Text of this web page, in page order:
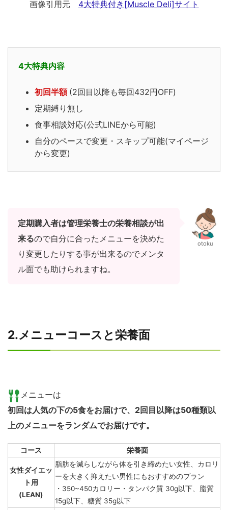
画像引用元 4大特典付き[Muscle Deli]サイト
4大特典内容
初回半額 (2回目以降も毎回432円OFF)
定期縛り無し
食事相談対応(公式LINEから可能)
自分のペースで変更・スキップ可能(マイページ
から変更)
定期購入者は管理栄養士の栄養相談が出
来るので自分に合ったメニューを決めた
り変更したりする事が出来るのでメンタ
ル面でも助けられますね。
otoku
2.メニューコースと栄養面
メニューは
初回は人気の下の5食をお届けで、2回目以降は50種類以
上のメニューをランダムでお届けです。
コース 栄養面
女性ダイエッ
ト用
(LEAN)
脂肪を減らしながら体を引き締めたい女性、カロリ
ーを大きく抑えたい男性にもおすすめのプラン
・350~450カロリー・タンパク質 30g以下、脂質
15g以下、糖質 35g以下